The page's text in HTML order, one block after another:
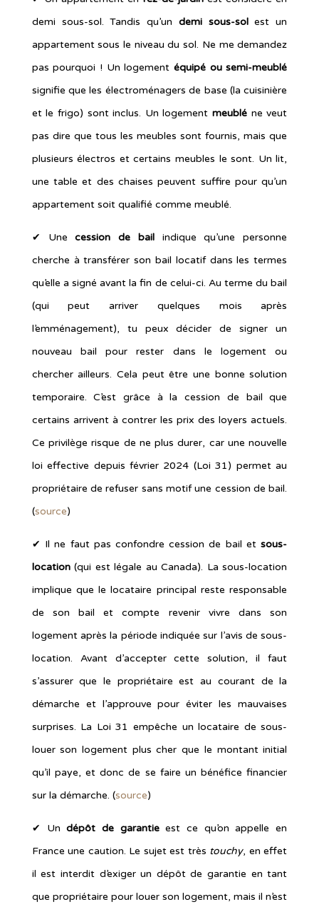
demi sous-sol. Tandis qu’un demi sous-solest un
appartement sous le niveau du sol. Ne me demandez
pas pourquoi ! Un logement équipé ou semi-meublé
signifie que les électroménagers de base (la cuisinière
et le frigo) sont inclus. Un logement meublé ne veut
pas dire que tous les meubles sont fournis, mais que
plusieurs électros et certains meubles le sont. Un lit,
une table et des chaises peuvent suffire pour qu’un
appartement soit qualifié comme meublé.
✔︎ Unecession de bailindique qu’une personne
cherche à transférer son bail locatif dans les termes
qu’elle a signé avant la fin de celui-ci. Au terme du bail
(qui peut arriver quelques mois après
l’emménagement), tu peux décider de signer un
nouveau bail pour rester dans le logement ou
chercher ailleurs. Cela peut être une bonne solution
temporaire. C’est grâce à la cession de bail que
certains arrivent à contrer les prix des loyers actuels.
Ce privilège risque de ne plus durer, car une nouvelle
loi effective depuis février 2024 (Loi 31) permet au
propriétaire de refuser sans motif une cession de bail.
(source)
✔︎ Il ne faut pas confondre cession de bail etsous-
location(qui est légale au Canada). La sous-location
implique que le locataire principal reste responsable
de son bail et compte revenir vivre dans son
logement après la période indiquée sur l’avis de sous-
location. Avant d’accepter cette solution, il faut
s’assurer que le propriétaire est au courant de la
démarche et l’approuve pour éviter les mauvaises
surprises. La Loi 31 empêche un locataire de sous-
louer son logement plus cher que le montant initial
qu’il paye, et donc de se faire un bénéfice financier
sur la démarche. (source)
✔︎ Undépôt de garantieest ce qu’on appelle en
France une caution. Le sujet est très touchy, en effet
il est interdit d’exiger un dépôt de garantie en tant
que propriétaire pour louer son logement, mais il n’est